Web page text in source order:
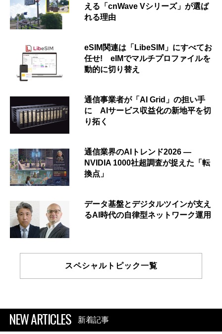
える「cnWave Vシリーズ」が選ば
れる理由
eSIM関連は「LibeSIM」にすべてお
任せ! eIMでマルチプロファイルを
動的に切り替え
通信事業者が「AI Grid」の担い手
に AIサービス収益化の新地平を切
り拓く
通信業界のAIトレンド2026 ―
NVIDIA 1000社超調査が捉えた「転
換点」
データ基盤とデジタルツインが支え
るAI時代の自律型ネットワーク運用
スペシャルトピック一覧
NEW ARTICLES 新着記事